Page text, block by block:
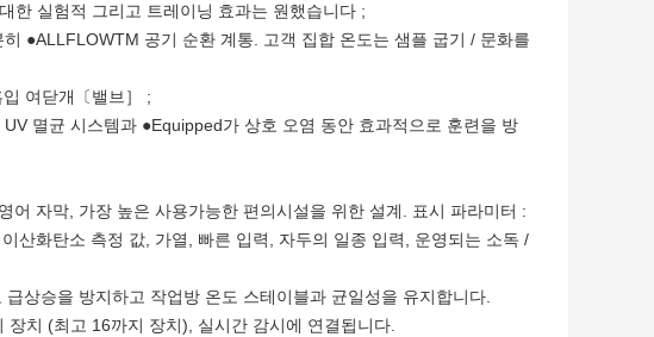
한 실험적 그리고 트레이닝 효과는 원했습니다 ;
●ALLFLOWTM 공기 순환 계통. 고객 집합 온도는 샘플 굽기 / 문화를
여닫개〔밸브］ ;
멸균 시스템과 ●Equipped가 상호 오염 동안 효과적으로 훈련을 방
자막, 가장 높은 사용가능한 편의시설을 위한 설계. 표시 파라미터 :
산화탄소 측정 값, 가열, 빠른 입력, 자두의 일종 입력, 운영되는 소독 /
상승을 방지하고 작업방 온도 스테이블과 균일성을 유지합니다.
치 (최고 16까지 장치), 실시간 감시에 연결됩니다.